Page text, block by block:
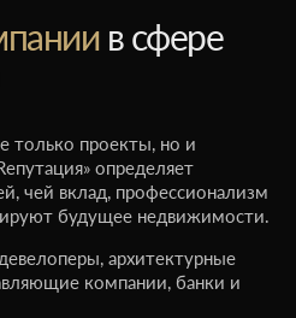
в сфере
только проекты, но и
определяет
чей вклад, профессионализм
будущее недвижимости.
архитектурные
компании, банки и